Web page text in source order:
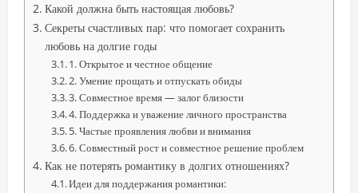
Какой должна быть настоящая любовь?
Секреты счастливых пар: что помогает сохранить
любовь на долгие годы
1. Открытое и честное общение
2. Умение прощать и отпускать обиды
3. Совместное время — залог близости
4. Поддержка и уважение личного пространства
5. Частые проявления любви и внимания
6. Совместный рост и совместное решение проблем
Как не потерять романтику в долгих отношениях?
Идеи для поддержания романтики: